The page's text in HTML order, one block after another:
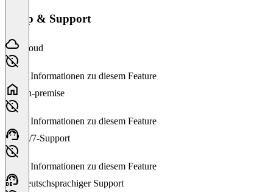
Setup & Support
Cloud
Keine Informationen zu diesem Feature
On-premise
Keine Informationen zu diesem Feature
24/7-Support
Keine Informationen zu diesem Feature
Deutschsprachiger Support